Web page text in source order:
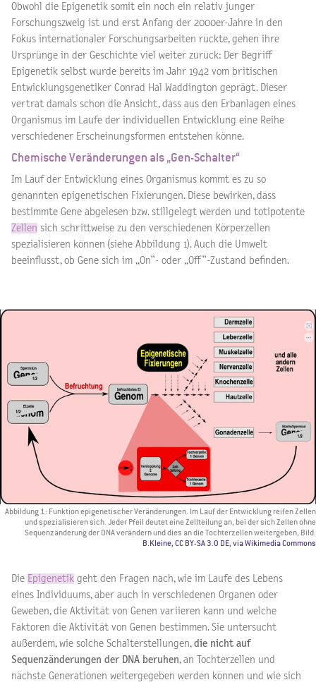
Obwohl die Epigenetik somit ein noch ein relativ junger
Forschungszweig ist und erst Anfang der 2000er-Jahre in den
Fokus internationaler Forschungsarbeiten rückte, gehen ihre
Ursprünge in der Geschichte viel weiter zurück: Der Begriff
Epigenetik selbst wurde bereits im Jahr 1942 vom britischen
Entwicklungsgenetiker Conrad Hal Waddington geprägt. Dieser
vertrat damals schon die Ansicht, dass aus den Erbanlagen eines
Organismus im Laufe der individuellen Entwicklung eine Reihe
verschiedener Erscheinungsformen entstehen könne.
Chemische Veränderungen als „Gen-Schalter“
Im Lauf der Entwicklung eines Organismus kommt es zu so
genannten epigenetischen Fixierungen. Diese bewirken, dass
bestimmte Gene abgelesen bzw. stillgelegt werden und totipotente
Zellen sich schrittweise zu den verschiedenen Körperzellen
spezialisieren können (siehe Abbildung 1). Auch die Umwelt
beeinflusst, ob Gene sich im „On“- oder „Off“-Zustand befinden.
Abbildung 1: Funktion epigenetischer Veränderungen. Im Lauf der Entwicklung reifen Zellen
und spezialisieren sich. Jeder Pfeil deutet eine Zellteilung an, bei der sich Zellen ohne
Sequenzänderung der DNA verändern und dies an die Tochterzellen weitergeben, Bild:
B.Kleine, CC BY-SA 3.0 DE, via Wikimedia Commons
Die Epigenetik geht den Fragen nach, wie im Laufe des Lebens
eines Individuums, aber auch in verschiedenen Organen oder
Geweben, die Aktivität von Genen variieren kann und welche
Faktoren die Aktivität von Genen bestimmen. Sie untersucht
außerdem, wie solche Schalterstellungen, die nicht auf
Sequenzänderungen der DNA beruhen, an Tochterzellen und
nächste Generationen weitergegeben werden können und wie sich